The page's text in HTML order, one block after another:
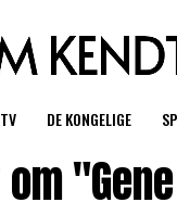
DE KONGELIGE